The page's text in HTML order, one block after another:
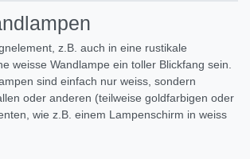
z.B. auch in eine rustikale
weisse Wandlampe ein toller Blickfang sein.
sind einfach nur weiss, sondern
oder anderen (teilweise goldfarbigen oder
wie z.B. einem Lampenschirm in weiss